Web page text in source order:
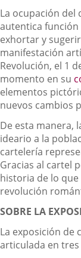
La ocupación del
autentica
exhortar y
manifestación
Revolución, el 1
momento en su
elementos
nuevos cambios
De esta manera,
ideario a la
cartelería
Gracias al cartel
historia de lo
revolución
SOBRE LA
La exposición de
articulada en